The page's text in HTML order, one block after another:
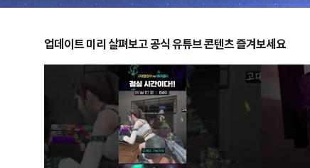
업데이트 미리 살펴보고 공식 유튜브 콘텐츠 즐겨보세요